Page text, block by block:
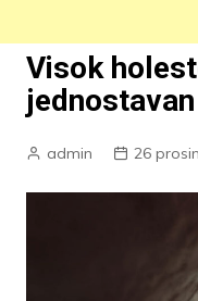
Visok
admin 26